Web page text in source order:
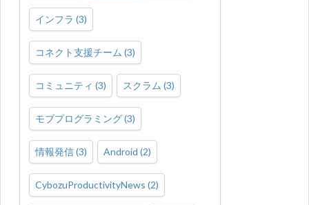
インフラ (3)
コネクト支援チーム (3)
コミュニティ (3) スクラム (3)
モブプログラミング(3)
情報発信(3) Android (2)
CybozuProductivityNews (2)